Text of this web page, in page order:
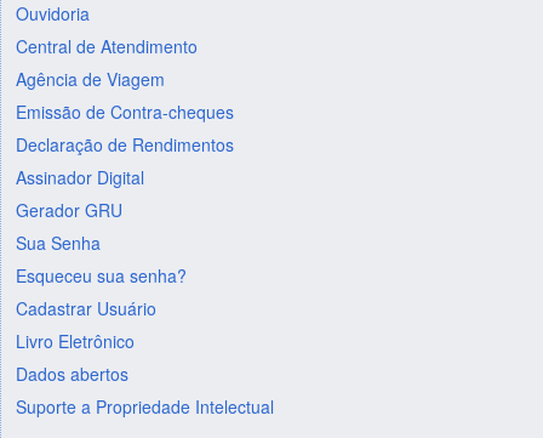
Ouvidoria
Central de Atendimento
Agência de Viagem
Emissão de Contra-cheques
Declaração de Rendimentos
Assinador Digital
Gerador GRU
Sua Senha
Esqueceu sua senha?
Cadastrar Usuário
Livro Eletrônico
Dados abertos
Suporte a Propriedade Intelectual